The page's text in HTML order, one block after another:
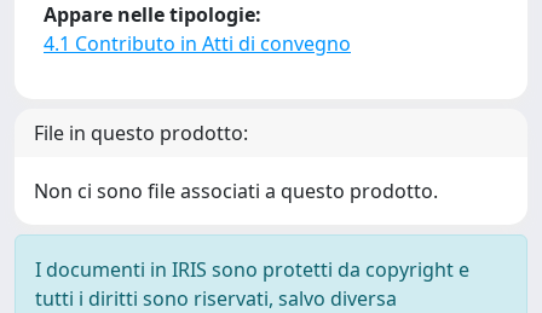
Appare nelle tipologie:
4.1 Contributo in Atti di convegno
File in questo prodotto:
Non ci sono file associati a questo prodotto.
I documenti in IRIS sono protetti da copyright e
tutti i diritti sono riservati, salvo diversa